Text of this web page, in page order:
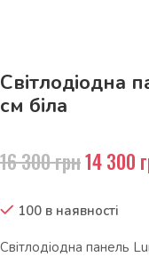
Світлодіодна
см біла
16 300грн14 300
100 в наявності
Світлодіодна панель